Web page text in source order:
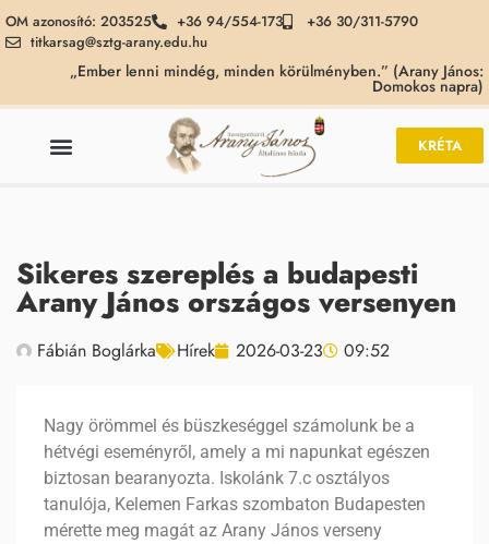
OM azonosító: 203525 +36 94/554-173
+36 30/311-5790
titkarsag@sztg-arany.edu.hu
„Ember lenni mindég, minden körülményben.” (Arany János:
Domokos napra)
KRÉTA
Sikeres szereplés a budapesti
Arany János országos versenyen
Fábián Boglárka Hírek 2026-03-23 09:52
Nagy örömmel és büszkeséggel számolunk be a
hétvégi eseményről, amely a mi napunkat egészen
biztosan bearanyozta. Iskolánk 7.c osztályos
tanulója, Kelemen Farkas szombaton Budapesten
mérette meg magát az Arany János verseny